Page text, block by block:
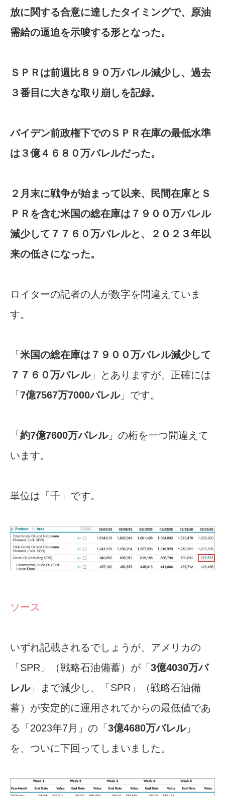
放に関する合意に達したタイミングで、原油
需給の逼迫​を示唆する形となった。
ＳＰＲは前週比８９０万バレル減少​し、過去
３番目に大きな取り崩しを記録。
バイデン前政権下でのＳＰＲ在庫の最低水準
は３億４６８０万バレルだった。
２月末に戦争が始まって以来、民​間在⁠庫とＳ
ＰＲを含む米国の総在庫は７９００万バレル
減少して７７６０万バレルと、２０２３年以
来の低さになった。
ロイターの記者の人が数字を間違えていま
す。
「米国の総在庫は７９００万バレル減少して
７７６０万バレル」とありますが、正確には
「7億7567万7000バレル」です。
「約7億7600万バレル」の桁を一つ間違えて
います。
単位は「千」です。
ソース
いずれ記載されるでしょうが、アメリカの
「SPR」（戦略石油備蓄）が「 3億4030万バ
レル」まで減少し、「SPR」（戦略石油備
蓄）が安定的に運用されてからの最低値であ
る「2023年7月」の「 3億4680万バレル」
を、ついに下回ってしまいました。